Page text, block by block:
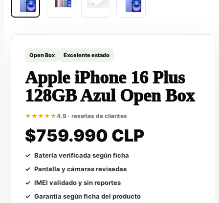
Open Box Excelente estado
Apple iPhone 16 Plus
128GB Azul Open Box
★★★★★4.9 · reseñas de clientes
$759.990 CLP
Batería verificada según ficha
Pantalla y cámaras revisadas
IMEI validado y sin reportes
Garantía según ficha del producto